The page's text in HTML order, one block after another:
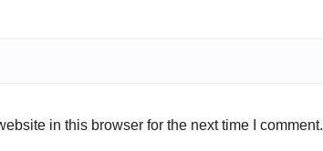
in this browser for the next time I comment.